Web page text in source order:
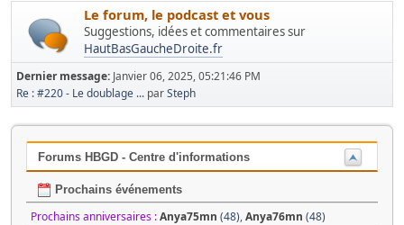
Le forum, le podcast et vous
Suggestions, idées et commentaires sur
HautBasGaucheDroite.fr
Dernier message: Janvier 06, 2025, 05:21:46 PM
Re : #220 - Le doublage ... parSteph
Forums HBGD - Centre d'informations
Prochains événements
Prochains anniversaires :Anya75mn (48),Anya76mn (48)